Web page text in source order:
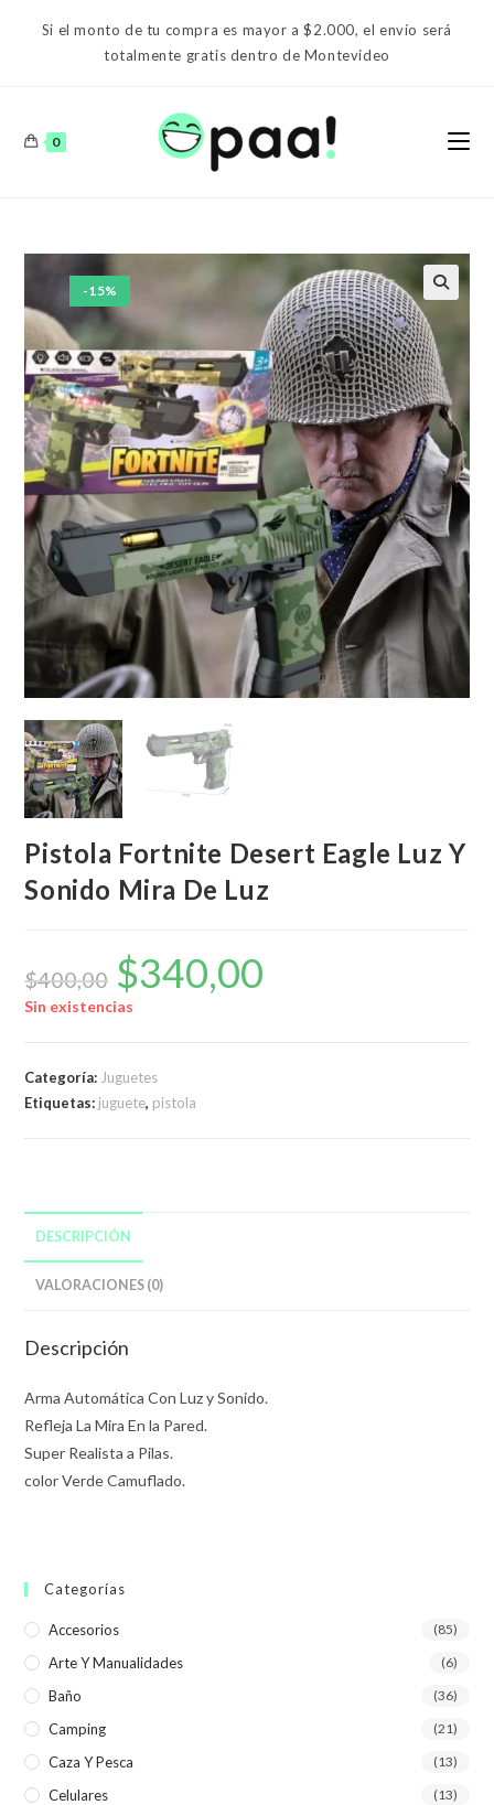
Si el monto de tu compra es mayor a $2.000, el envío será
totalmente gratis dentro de Montevideo
0
-15%
Pistola Fortnite Desert Eagle Luz Y
Sonido Mira De Luz
$400,00
El
precio
original
era:
$340,00
Sin existencias
Categoría: Juguetes
Etiquetas: juguete, pistola
DESCRIPCIÓN
VALORACIONES (0)
Descripción
Arma Automática Con Luz y Sonido.
Refleja La Mira En la Pared.
Super Realista a Pilas.
color Verde Camuflado.
Categorías
Accesorios (85)
Arte Y Manualidades (6)
Baño (36)
Camping (21)
Caza Y Pesca (13)
Celulares (13)